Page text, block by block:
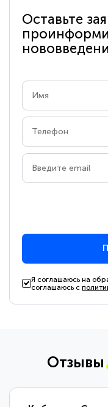
Оставьте
Я соглашаюсь на
соглашаюсь с
Отзывы